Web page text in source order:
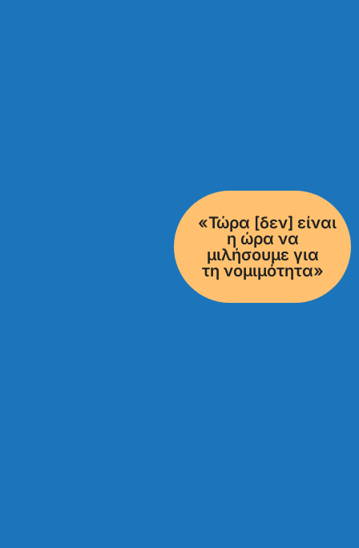
«Τώρα [δεν] είναι
η ώρα να
μιλήσουμε για
τη νομιμότητα»